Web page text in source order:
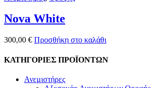
Nova White
300,00 € Προσθήκη στο καλάθι
ΚΑΤΗΓΟΡΙΕΣ ΠΡΟΪΟΝΤΩΝ
Ανεμιστήρες